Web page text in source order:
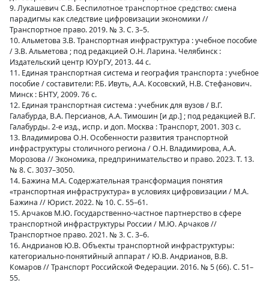
9. Лукашевич С.В. Беспилотное транспортное средство: смена
парадигмы как следствие цифровизации экономики //
Транспортное право. 2019. № 3. С. 3–5.
10. Альметова З.В. Транспортная инфраструктура : учебное пособие
/ З.В. Альметова ; под редакцией О.Н. Ларина. Челябинск :
Издательский центр ЮУрГУ, 2013. 44 с.
11. Единая транспортная система и география транспорта : учебное
пособие / составители: Р.Б. Ивуть, А.А. Косовский, Н.В. Стефанович.
Минск : БНТУ, 2009. 76 с.
12. Единая транспортная система : учебник для вузов / В.Г.
Галабурда, В.А. Персианов, А.А. Тимошин [и др.] ; под редакцией В.Г.
Галабурды. 2-е изд., испр. и доп. Москва : Транспорт, 2001. 303 с.
13. Владимирова О.Н. Особенности развития транспортной
инфраструктуры столичного региона / О.Н. Владимирова, А.А.
Морозова // Экономика, предпринимательство и право. 2023. Т. 13.
№ 8. С. 3037–3050.
14. Бажина М.А. Содержательная трансформация понятия
«транспортная инфраструктура» в условиях цифровизации / М.А.
Бажина // Юрист. 2022. № 10. С. 55–61.
15. Арчаков М.Ю. Государственно-частное партнерство в сфере
транспортной инфраструктуры России / М.Ю. Арчаков //
Транспортное право. 2021. № 3. С. 3–6.
16. Андрианов Ю.В. Объекты транспортной инфраструктуры:
категориально-понятийный аппарат / Ю.В. Андрианов, В.В.
Комаров // Транспорт Российской Федерации. 2016. № 5 (66). С. 51–
55.